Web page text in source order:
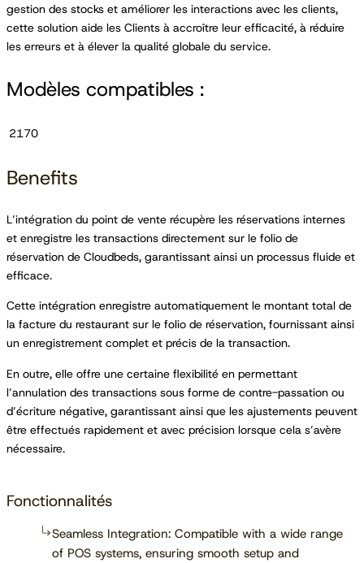
gestion des stocks et améliorer les interactions avec les clients,
cette solution aide les Clients à accroître leur efficacité, à réduire
les erreurs et à élever la qualité globale du service.
Modèles compatibles :
2170
Benefits
L’intégration du point de vente récupère les réservations internes
et enregistre les transactions directement sur le folio de
réservation de Cloudbeds, garantissant ainsi un processus fluide et
efficace.
Cette intégration enregistre automatiquement le montant total de
la facture du restaurant sur le folio de réservation, fournissant ainsi
un enregistrement complet et précis de la transaction.
En outre, elle offre une certaine flexibilité en permettant
l’annulation des transactions sous forme de contre-passation ou
d’écriture négative, garantissant ainsi que les ajustements peuvent
être effectués rapidement et avec précision lorsque cela s’avère
nécessaire.
Fonctionnalités
Seamless Integration: Compatible with a wide range
of POS systems, ensuring smooth setup and